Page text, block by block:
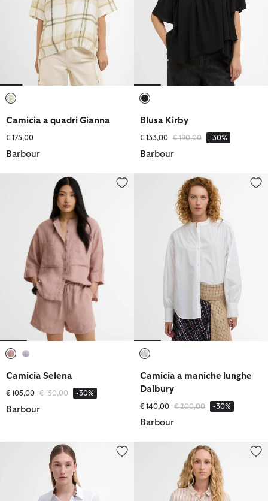
Camicia a quadri Gianna
€ 175,00
Barbour
Blusa Kirby
€ 133,00 Prezzo ridotto da
€ 190,00a -30%
Barbour
Camicia Selena
Camicia Selena
€ 105,00 Prezzo ridotto da
€ 150,00a -30%
Barbour
Camicia a maniche lunghe
Camicia a maniche lunghe
Dalbury
€ 140,00 Prezzo ridotto da
€ 200,00a -30%
Barbour
Camicia Derwent Camicia a maniche lunghe